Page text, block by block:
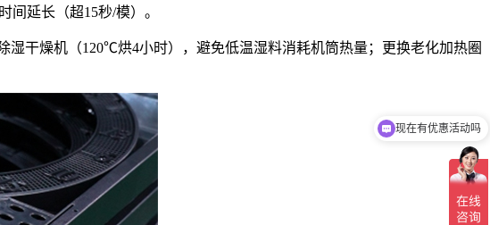
延长（超15秒/模）。
干燥机（120℃烘4小时），避免低温湿料消耗机筒热量；更换老化加热圈
可以介绍下你们的产品么